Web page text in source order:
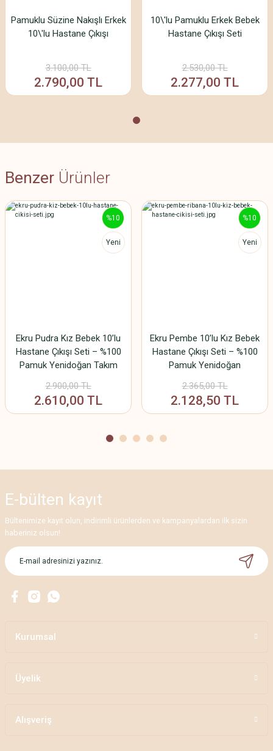
Pamuklu Süzine Nakışlı Erkek
10\'lu Hastane Çıkışı
3.100,00 TL
2.790,00 TL
10\'lu Pamuklu Erkek Bebek
Hastane Çıkışı Seti
2.530,00 TL
2.277,00 TL
Benzer Ürünler
%10
Yeni
Ekru Pudra Kız Bebek 10’lu
Hastane Çıkışı Seti – %100
Pamuk Yenidoğan Takım
2.900,00 TL
2.610,00 TL
%10
Yeni
Ekru Pembe 10’lu Kız Bebek
Hastane Çıkışı Seti – %100
Pamuk Yenidoğan
2.365,00 TL
2.128,50 TL
E-bülten kayıt
Bültenimize kayıt olun, indirimli ürünlerden ve kampanyalardan ilk sizin
haberiniz olsun!
Kurumsal
Üyelik
Alışveriş